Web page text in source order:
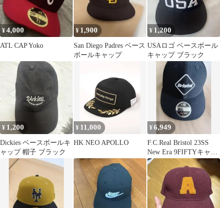
¥4,000
ATL CAP Yoko
¥ 1,900
San Diego Padres ベース
ボールキャップ
¥ 1,200
USAロゴ ベースボール
キャップ ブラック
¥ 1,200
Dickies ベースボールキ
ャップ 帽子 ブラック
¥ 11,000
HK NEO APOLLO
¥6,949
F.C.Real Bristol 23SS
New Era 9FIFTYキャッ
プ